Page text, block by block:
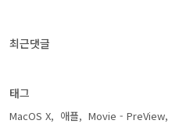
최근댓글
태그
MacOS X 애플
Movie - PreView